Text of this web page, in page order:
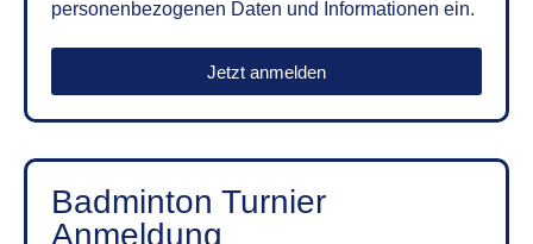
personenbezogenen Daten und Informationen ein.
Jetzt anmelden
Badminton Turnier
Anmeldung